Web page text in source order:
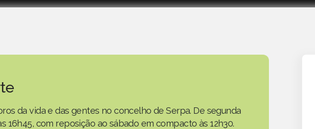
da vida e das gentes no concelho de Serpa. De segunda
16h45, com reposição ao sábado em compacto às 12h30.